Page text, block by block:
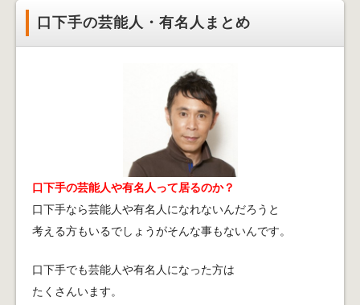
口下手の芸能人・有名人まとめ
口下手の芸能人や有名人って居るのか？
口下手なら芸能人や有名人になれないんだろうと
考える方もいるでしょうがそんな事もないんです。
口下手でも芸能人や有名人になった方は
たくさんいます。